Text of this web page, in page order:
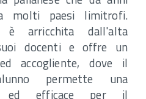
molti paesi limitrofi.
è arricchita dall'alta
docenti e offre un
accogliente, dove il
permette una
ed efficace per il